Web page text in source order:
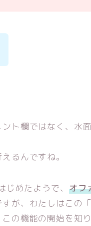
ト欄ではなく、水
るんですね。
めたようで、 オフ
が、わたしはこの
の機能の開始を知り